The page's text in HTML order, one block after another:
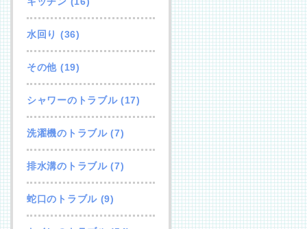
水回り (36)
その他 (19)
シャワーのトラブル(17)
洗濯機のトラブル(7)
排水溝のトラブル(7)
蛇口のトラブル(9)